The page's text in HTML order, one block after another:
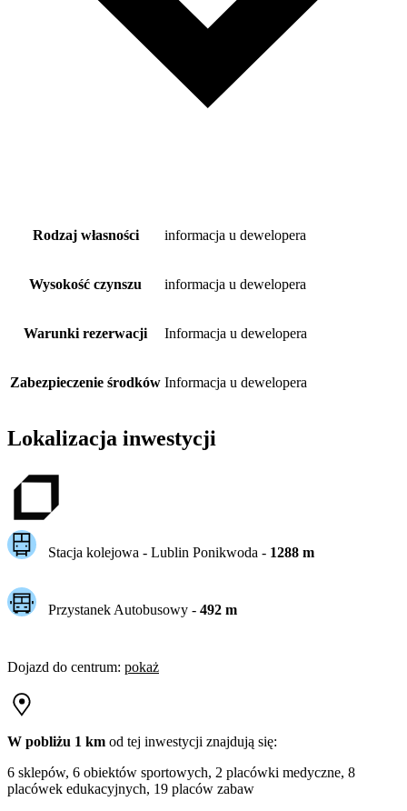
Rodzaj własności informacja u dewelopera
Wysokość czynszu informacja u dewelopera
Warunki rezerwacji Informacja u dewelopera
Zabezpieczenie środków Informacja u dewelopera
Lokalizacja inwestycji
Stacja kolejowa - Lublin Ponikwoda- 1288m
Przystanek Autobusowy - 492m
Dojazd do centrum: pokaż
W pobliżu 1 km od tej inwestycji znajdują się:
6 sklepów, 6 obiektów sportowych, 2 placówki medyczne, 8
placówek edukacyjnych, 19 placów zabaw